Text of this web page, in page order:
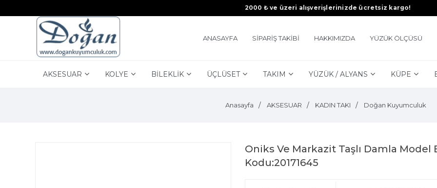
2000 ₺ ve üzeri alışverişlerinizde ücretsiz kargo!
ANASAYFA SİPARİŞ TAKİBİ HAKKIMIZDA YÜZÜK ÖLÇÜSÜ
AKSESUAR KOLYE BİLEKLİK ÜÇLÜSET TAKIM YÜZÜK / ALYANS KÜPE
Anasayfa AKSESUAR KADIN TAKI Doğan Kuyumculuk
Oniks Ve Markazit Taşlı Damla Model
Kodu:20171645